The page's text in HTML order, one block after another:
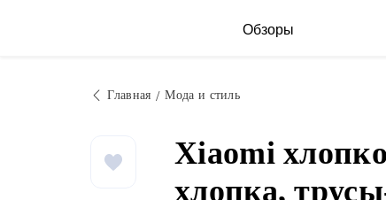
Обзоры
Главная Мода и стиль
Xiaomi
хлопка,